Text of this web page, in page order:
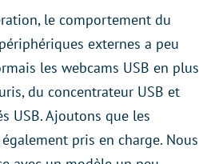
le comportement du
externes a peu
les webcams USB en plus
du concentrateur USB et
USB. Ajoutons que les
pris en charge. Nous